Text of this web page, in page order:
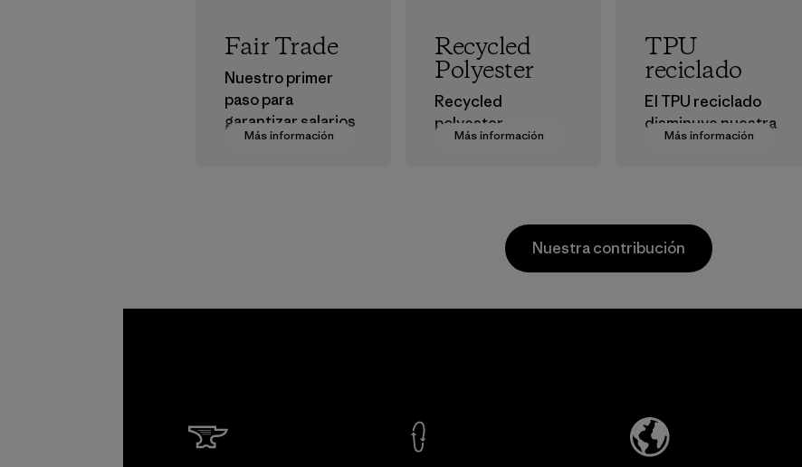
Más información
Fair Trade
Nuestro primer
paso para
garantizar salarios
dignos en nuestra
Más información
Recycled
Polyester
Recycled
polyester
decreases our
Más información
TPU
reciclado
El TPU reciclado
disminuye nuestra
dependencia del
rendimiento
resistente a la
intemperie.
Más información
Material-supplier
Nuestra contribución